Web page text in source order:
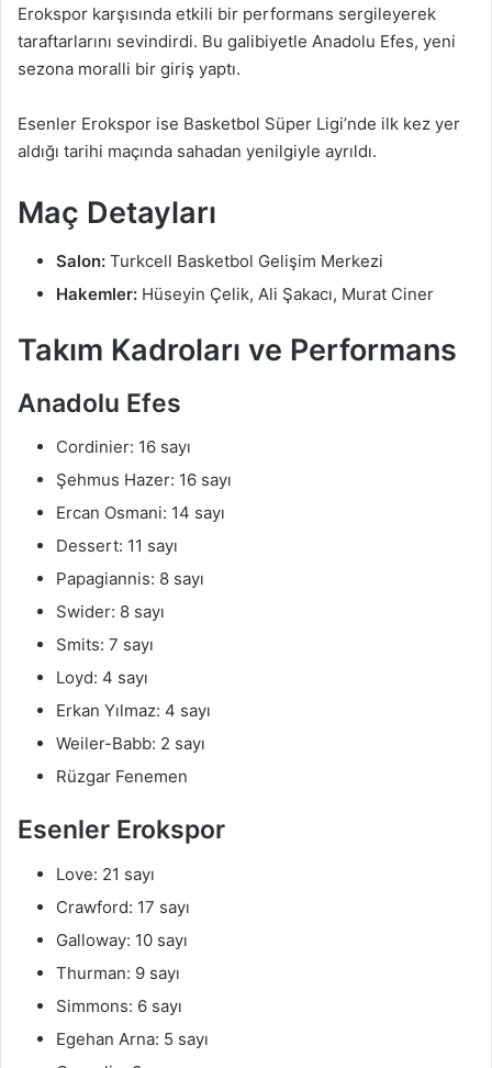
Erokspor karşısında etkili bir performans sergileyerek
taraftarlarını sevindirdi. Bu galibiyetle Anadolu Efes, yeni
sezona moralli bir giriş yaptı.
Esenler Erokspor ise Basketbol Süper Ligi’nde ilk kez yer
aldığı tarihi maçında sahadan yenilgiyle ayrıldı.
Maç Detayları
Salon: Turkcell Basketbol Gelişim Merkezi
Hakemler: Hüseyin Çelik, Ali Şakacı, Murat Ciner
Takım Kadroları ve Performans
Anadolu Efes
Cordinier: 16 sayı
Şehmus Hazer: 16 sayı
Ercan Osmani: 14 sayı
Dessert: 11 sayı
Papagiannis: 8 sayı
Swider: 8 sayı
Smits: 7 sayı
Loyd: 4 sayı
Erkan Yılmaz: 4 sayı
Weiler-Babb: 2 sayı
Rüzgar Fenemen
Esenler Erokspor
Love: 21 sayı
Crawford: 17 sayı
Galloway: 10 sayı
Thurman: 9 sayı
Simmons: 6 sayı
Egehan Arna: 5 sayı